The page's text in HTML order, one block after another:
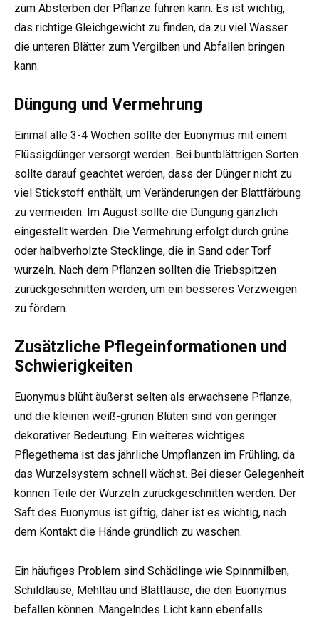
zum Absterben der Pflanze führen kann. Es ist wichtig,
das richtige Gleichgewicht zu finden, da zu viel Wasser
die unteren Blätter zum Vergilben und Abfallen bringen
kann.
Düngung und Vermehrung
Einmal alle 3-4 Wochen sollte der Euonymus mit einem
Flüssigdünger versorgt werden. Bei buntblättrigen Sorten
sollte darauf geachtet werden, dass der Dünger nicht zu
viel Stickstoff enthält, um Veränderungen der Blattfärbung
zu vermeiden. Im August sollte die Düngung gänzlich
eingestellt werden. Die Vermehrung erfolgt durch grüne
oder halbverholzte Stecklinge, die in Sand oder Torf
wurzeln. Nach dem Pflanzen sollten die Triebspitzen
zurückgeschnitten werden, um ein besseres Verzweigen
zu fördern.
Zusätzliche Pflegeinformationen und
Schwierigkeiten
Euonymus blüht äußerst selten als erwachsene Pflanze,
und die kleinen weiß-grünen Blüten sind von geringer
dekorativer Bedeutung. Ein weiteres wichtiges
Pflegethema ist das jährliche Umpflanzen im Frühling, da
das Wurzelsystem schnell wächst. Bei dieser Gelegenheit
können Teile der Wurzeln zurückgeschnitten werden. Der
Saft des Euonymus ist giftig, daher ist es wichtig, nach
dem Kontakt die Hände gründlich zu waschen.
Ein häufiges Problem sind Schädlinge wie Spinnmilben,
Schildläuse, Mehltau und Blattläuse, die den Euonymus
befallen können. Mangelndes Licht kann ebenfalls